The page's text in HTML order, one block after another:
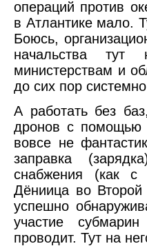
операций против
в Атлантике мало.
Боюсь,
начальства
министерствам и
до сих пор
А работать без
дронов с помощью
вовсе не
заправка
снабжения (как
Дёниица во Второй
успешно
участие
проводит. Тут на